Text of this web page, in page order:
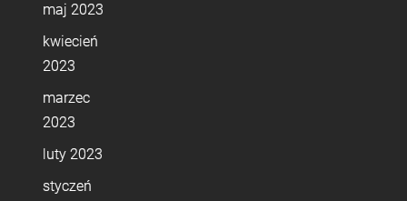
maj 2023
kwiecień
2023
marzec
2023
luty 2023
styczeń